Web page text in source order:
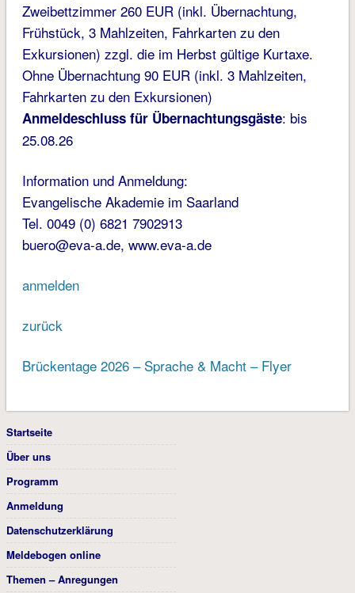
Zweibettzimmer 260 EUR (inkl. Übernachtung,
Frühstück, 3 Mahlzeiten, Fahrkarten zu den
Exkursionen) zzgl. die im Herbst gültige Kurtaxe.
Ohne Übernachtung 90 EUR (inkl. 3 Mahlzeiten,
Fahrkarten zu den Exkursionen)
Anmeldeschluss für Übernachtungsgäste: bis
25.08.26
Information und Anmeldung:
Evangelische Akademie im Saarland
Tel. 0049 (0) 6821 7902913
buero@eva-a.de, www.eva-a.de
anmelden
zurück
Brückentage 2026 – Sprache & Macht – Flyer
Startseite
Über uns
Programm
Anmeldung
Datenschutzerklärung
Meldebogen online
Themen – Anregungen